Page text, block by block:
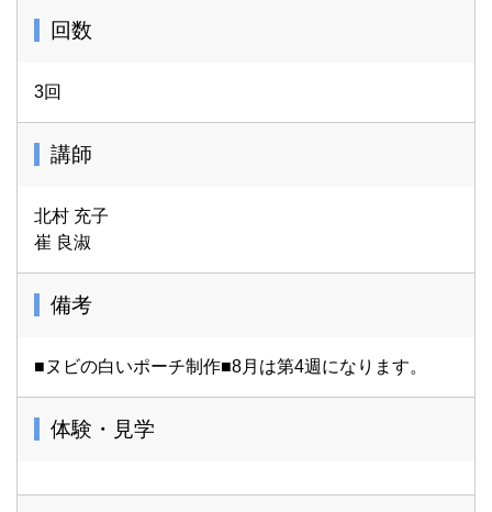
回数
3回
講師
北村 充子
崔 良淑
備考
■ヌビの白いポーチ制作■8月は第4週になります。
体験・見学